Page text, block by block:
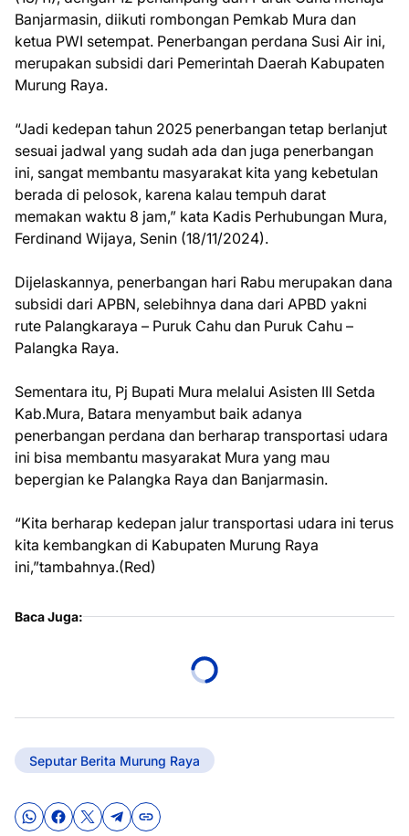
Banjarmasin, diikuti rombongan Pemkab Mura dan
ketua PWI setempat. Penerbangan perdana Susi Air ini,
merupakan subsidi dari Pemerintah Daerah Kabupaten
Murung Raya.
“Jadi kedepan tahun 2025 penerbangan tetap berlanjut
sesuai jadwal yang sudah ada dan juga penerbangan
ini, sangat membantu masyarakat kita yang kebetulan
berada di pelosok, karena kalau tempuh darat
memakan waktu 8 jam,” kata Kadis Perhubungan Mura,
Ferdinand Wijaya, Senin (18/11/2024).
Dijelaskannya, penerbangan hari Rabu merupakan dana
subsidi dari APBN, selebihnya dana dari APBD yakni
rute Palangkaraya – Puruk Cahu dan Puruk Cahu –
Palangka Raya.
Sementara itu, Pj Bupati Mura melalui Asisten III Setda
Kab.Mura, Batara menyambut baik adanya
penerbangan perdana dan berharap transportasi udara
ini bisa membantu masyarakat Mura yang mau
bepergian ke Palangka Raya dan Banjarmasin.
“Kita berharap kedepan jalur transportasi udara ini terus
kita kembangkan di Kabupaten Murung Raya
ini,”tambahnya.(Red)
Baca Juga:
Seputar Berita Murung Raya